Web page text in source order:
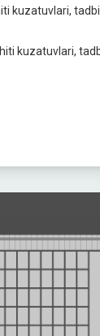
kuzatuvlari,
kuzatuvlari,